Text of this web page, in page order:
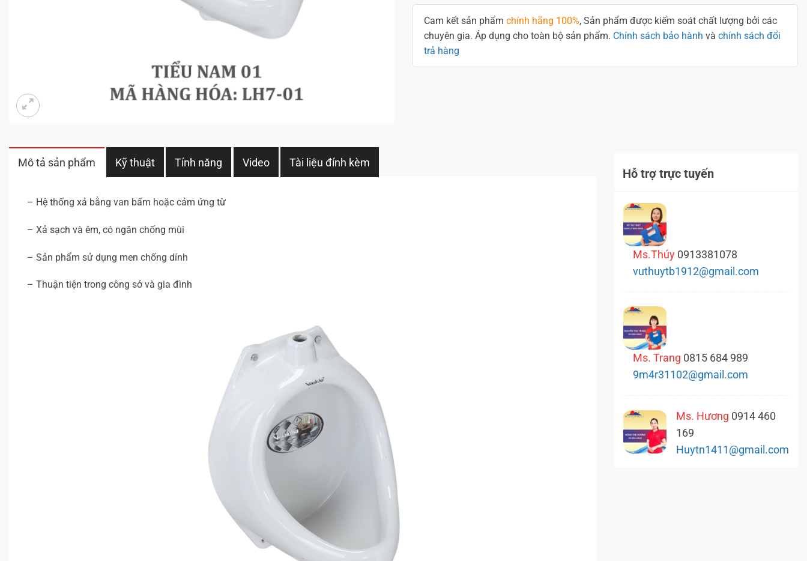
Cam kết sản phẩm chính hãng 100%, Sản phẩm được kiểm soát chất lượng bởi các
chuyên gia. Áp dụng cho toàn bộ sản phẩm. Chính sách bảo hành và chính sách đổi
trả hàng
Mô tả sản phẩm Kỹ thuật Tính năng Video Tài liệu đính kèm
– Hệ thống xả bằng van bấm hoặc cảm ứng từ
– Xả sạch và êm, có ngăn chống mùi
– Sản phẩm sử dụng men chống dính
– Thuận tiện trong công sở và gia đình
Hỗ trợ trực tuyến
Ms.Thúy 0913381078
vuthuytb1912@gmail.com
Ms. Trang 0815 684 989
9m4r31102@gmail.com
Ms. Hương 0914 460
169
Huytn1411@gmail.com